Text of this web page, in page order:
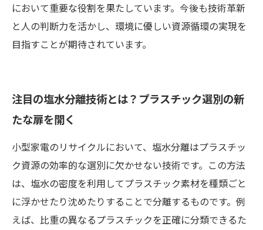
において重要な役割を果たしています。今後も技術革新
と人の判断力を活かし、環境に優しい資源循環の実現を
目指すことが期待されています。
注目の塩水分離技術とは？プラスチック選別の新
たな扉を開く
小型家電のリサイクルにおいて、塩水分離はプラスチッ
ク資源の効率的な選別に欠かせない技術です。この方法
は、塩水の密度を利用してプラスチック素材を種類ごと
に浮かせたり沈めたりすることで分離するものです。例
えば、比重の異なるプラスチックを正確に分類できるた